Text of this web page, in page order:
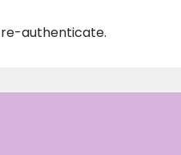
re-authenticate.